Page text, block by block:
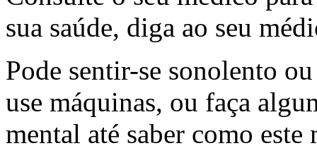
sua saúde, diga ao seu
Pode sentir-se sonolento
use máquinas, ou faça
mental até saber como